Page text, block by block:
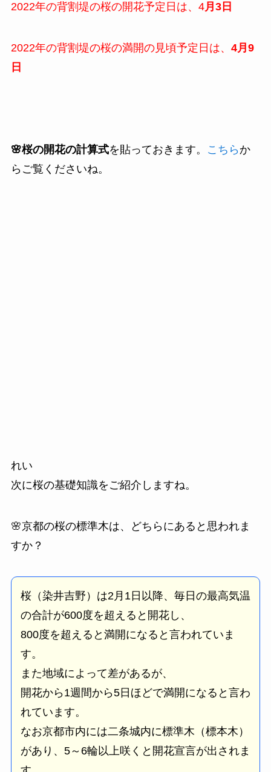
2022年の背割堤の桜の開花予定日は、4月3日
2022年の背割堤の桜の満開の見頃予定日は、 4月9
日
🌸桜の開花の計算式を貼っておきます。 こちらか
らご覧くださいね。
れい
次に桜の基礎知識をご紹介しますね。
🌸京都の桜の標準木は、どちらにあると思われま
すか？
桜（染井吉野）は2月1日以降、毎日の最高気温
の合計が600度を超えると開花し、
800度を超えると満開になると言われていま
す。
また地域によって差があるが、
開花から1週間から5日ほどで満開になると言わ
れています。
なお京都市内には二条城内に標準木（標本木）
があり、5～6輪以上咲くと開花宣言が出されま